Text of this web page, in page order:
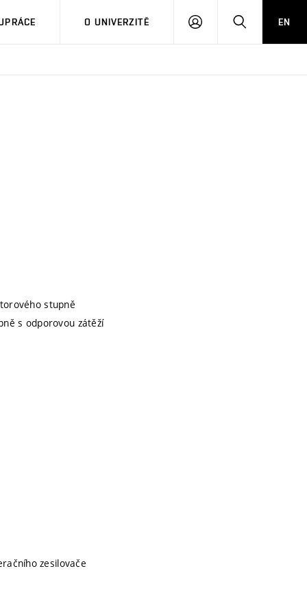
O UNIVERZITĚ
PŘIHLÁSIT HLEDATEN
stupně
s odporovou zátěží
zesilovače